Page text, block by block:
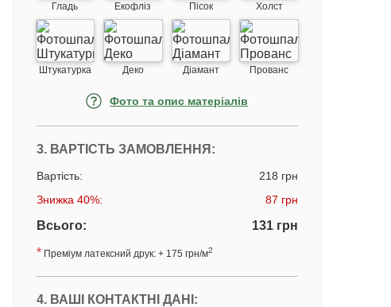
Гладь Екофліз Пісок Холст
Штукатурка Деко Діамант Прованс
Фото та опис матеріалів
3. ВАРТІСТЬ ЗАМОВЛЕННЯ:
Вартість:
218 грн
Знижка 40%:
87 грн
Всього:
131 грн
* Преміум латексний друк: + 175 грн/м2
4. ВАШІ КОНТАКТНІ ДАНІ: